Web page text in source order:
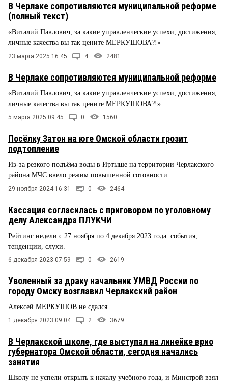
В Черлаке сопротивляются муниципальной реформе
(полный текст)
«Виталий Павлович, за какие управленческие успехи, достижения,
личные качества вы так цените МЕРКУШОВА?!»
23 марта 2025 16:45 4 2481
В Черлаке сопротивляются муниципальной реформе
«Виталий Павлович, за какие управленческие успехи, достижения,
личные качества вы так цените МЕРКУШОВА?!»
5 марта 2025 09:45 0 1560
Посёлку Затон на юге Омской области грозит
подтопление
Из-за резкого подъёма воды в Иртыше на территории Черлакского
района МЧС ввело режим повышенной готовности
29 ноября 2024 16:31 0 2464
Кассация согласилась с приговором по уголовному
делу Александра ПЛУКЧИ
Рейтинг недели с 27 ноября по 4 декабря 2023 года: события,
тенденции, слухи.
6 декабря 2023 07:59 0 2619
Уволенный за драку начальник УМВД России по
городу Омску возглавил Черлакский район
Алексей МЕРКУШОВ не сдался
1 декабря 2023 09:04 2 3679
В Черлакской школе, где выступал на линейке врио
губернатора Омской области, сегодня начались
занятия
Школу не успели открыть к началу учебного года, и Минстрой взял